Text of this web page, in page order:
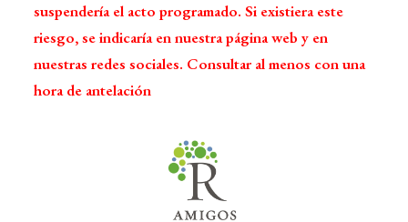
suspendería el acto programado. Si existiera este
riesgo, se indicaría en nuestra página web y en
nuestras redes sociales. Consultar al menos con una
hora de antelación